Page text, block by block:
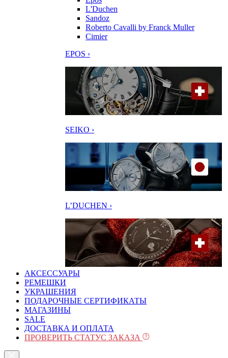
L'Duchen
Sandoz
Roberto Cavalli by Franck Muller
Cimier
EPOS ›
SEIKO ›
L’DUCHEN ›
АКСЕССУАРЫ
РЕМЕШКИ
УКРАШЕНИЯ
ПОДАРОЧНЫЕ СЕРТИФИКАТЫ
МАГАЗИНЫ
SALE
ДОСТАВКА И ОПЛАТА
ПРОВЕРИТЬ СТАТУС ЗАКАЗА